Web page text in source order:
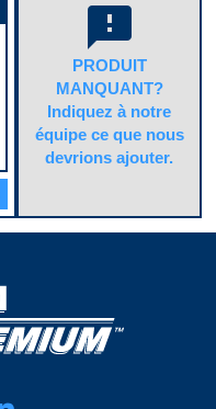
feedback
PRODUIT
MANQUANT?
Indiquez à notre
équipe ce que nous
devrions ajouter.